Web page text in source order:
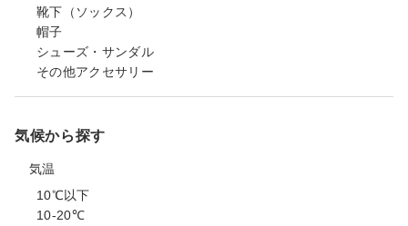
靴下（ソックス）
帽子
シューズ・サンダル
その他アクセサリー
気候から探す
気温
10℃以下
10-20℃